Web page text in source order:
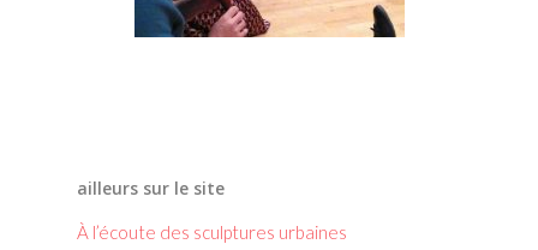
ailleurs sur le site
À l’écoute des sculptures urbaines